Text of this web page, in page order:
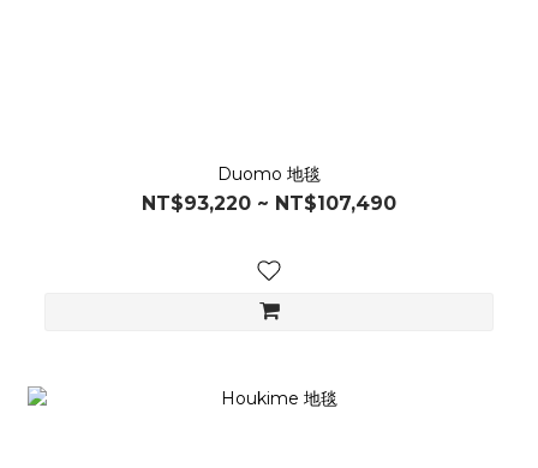
Duomo 地毯
NT$93,220 ~ NT$107,490